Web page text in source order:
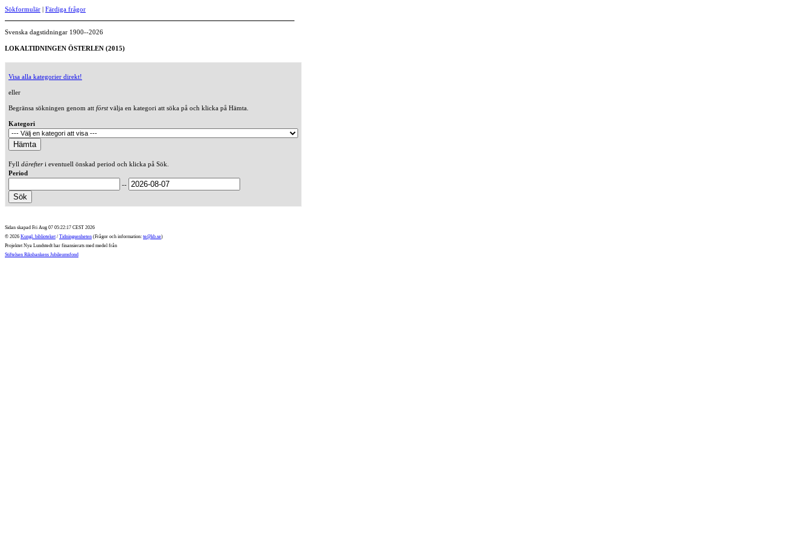
Sökformulär | Färdiga frågor
Svenska dagstidningar 1900--2026
LOKALTIDNINGEN ÖSTERLEN (2015)
Visa alla kategorier direkt!
eller
Begränsa sökningen genom att förstvälja en kategori att söka på och klicka på Hämta.
Kategori
Fyll därefteri eventuell önskad period och klicka på Sök.
Period
--
Sidan skapad Fri Aug 07 05:22:17 CEST 2026
© 2026 Kungl. biblioteket / Tidningsenheten (Frågor och information: te@kb.se)
Projektet Nya Lundstedt har finansierats med medel från
Stiftelsen Riksbankens Jubileumsfond